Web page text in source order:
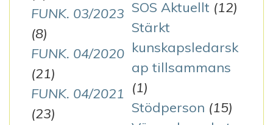
FUNK. 03/2023
(8)
FUNK. 04/2020
(21)
FUNK. 04/2021
(23)
SOS Aktuellt (12)
Stärkt
kunskapsledarsk
ap tillsammans
(1)
Stödperson (15)